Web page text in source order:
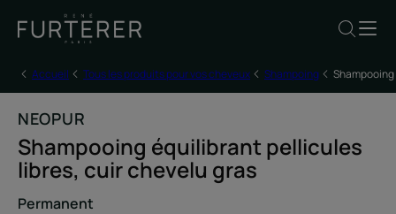
Accueil Tous les produits pour vos cheveux Shampoing
NEOPUR
Shampooing équilibrant pellicules
libres, cuir chevelu gras
Permanent